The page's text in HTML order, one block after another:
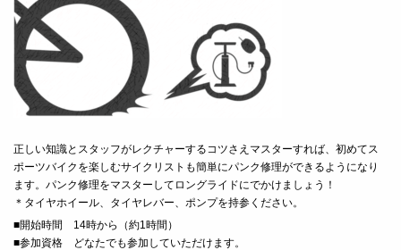
正しい知識とスタッフがレクチャーするコツさえマスターすれば、初めてス
ポーツバイクを楽しむサイクリストも簡単にパンク修理ができるようになり
ます。パンク修理をマスターしてロングライドにでかけましょう！
＊タイヤホイール、タイヤレバー、ポンプを持参ください。
■開始時間 14時から（約1時間）
■参加資格 どなたでも参加していただけます。